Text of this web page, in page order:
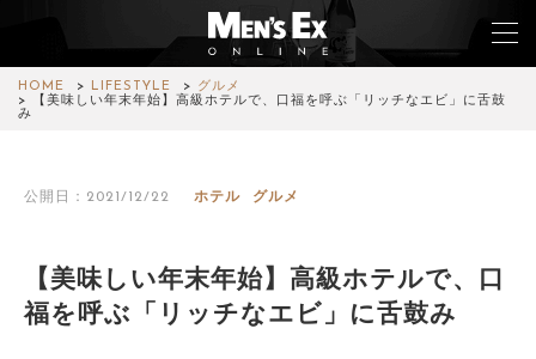
HOME LIFESTYLE
グルメ
【美味しい年末年始】高級ホテルで、口福を呼ぶ「リッチなエビ」に舌鼓
み
公開日：2021/12/22 ホテル グルメ
【美味しい年末年始】高級ホテルで、口
福を呼ぶ「リッチなエビ」に舌鼓み
FASHION
WATCH
CAR&BIKE